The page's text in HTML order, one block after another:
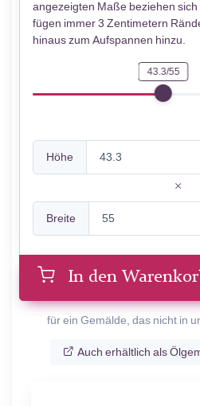
angezeigten Maße beziehen
fügen immer 3 Zentimetern
hinaus zum Aufspannen hinzu.
43.3/55
Höhe
Breite
In den
für ein Gemälde, das nicht in
Auch erhältlich als